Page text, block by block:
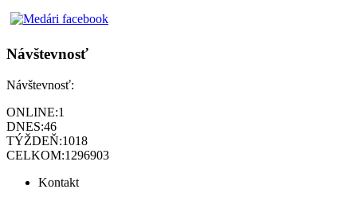
Návštevnosť
Návštevnosť:
ONLINE:1
DNES:46
TÝŽDEŇ:1018
CELKOM:1296903
Kontakt